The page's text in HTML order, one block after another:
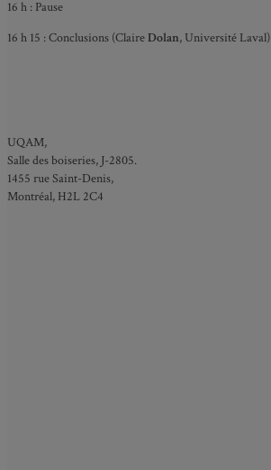
16 h : Pause
16 h 15 : Conclusions (ClaireDolan, Université Laval)
UQAM,
Salle des boiseries, J-2805.
1455 rue Saint-Denis,
Montréal, H2L 2C4